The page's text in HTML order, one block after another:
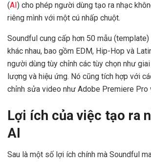
(AI) cho phép người dùng tạo ra nhạc
riêng mình với một cú nhấp chuột.
Soundful cung cấp hơn 50 mẫu
khác nhau, bao gồm EDM, Hip-Hop và
người dùng tùy chỉnh các tùy chọn như
lượng và hiệu ứng. Nó cũng tích hợp với
chỉnh sửa video như Adobe Premiere Pro
Lợi ích của việc tạo ra
AI
Sau là một số lợi ích chính mà Soundful